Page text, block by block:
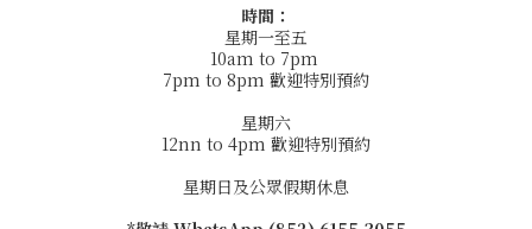
時間：
星期一至五
10am to 7pm
7pm to 8pm 歡迎特別預約
星期六
12nn to 4pm 歡迎特別預約
星期日及公眾假期休息